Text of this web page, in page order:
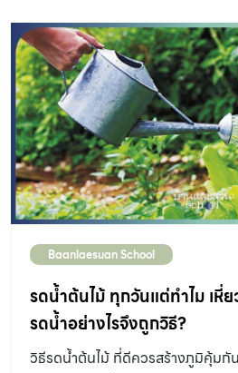
Baanlaesuan School
รดน้ำต้นไม้ ทุกวันแต่ทำไม เหี่
รดน้ำอย่างไรจึงถูกวิธี?
วิธีรดน้ำต้นไม้ ที่ดีควรสร้างภูมิคุ้มกั